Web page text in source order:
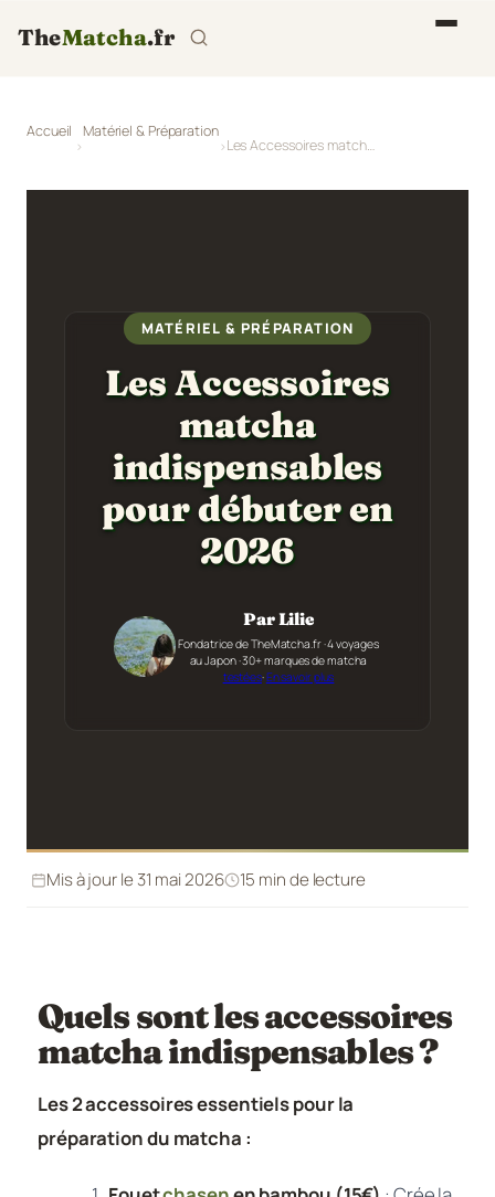
TheMatcha.fr
Accueil Matériel & Préparation
Les Accessoires matcha indispensables pour débuter en 2026
MATÉRIEL & PRÉPARATION
Les Accessoires
matcha
indispensables
pour débuter en
2026
Par Lilie
Fondatrice de TheMatcha.fr · 4 voyages
au Japon · 30+ marques de matcha
testées·En savoir plus
Mis à jour le 31 mai 2026 15 min de lecture
Quels sont les accessoires
matcha indispensables ?
Les 2 accessoires essentiels pour la
préparation du matcha :